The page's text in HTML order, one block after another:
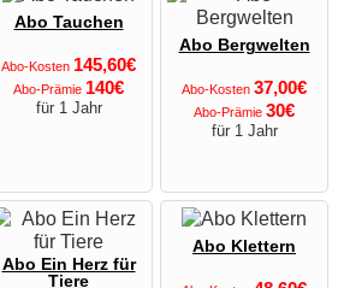
Abo Tauchen
Abo-Kosten 145,60€
Abo-Prämie 140€
für 1 Jahr
Abo Bergwelten
Abo-Kosten 37,00€
Abo-Prämie 30€
für 1 Jahr
Abo Ein Herz für
Tiere
Abo Klettern